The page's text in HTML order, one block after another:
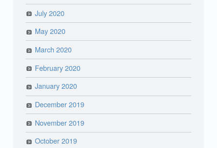
July 2020
May 2020
March 2020
February 2020
January 2020
December 2019
November 2019
October 2019